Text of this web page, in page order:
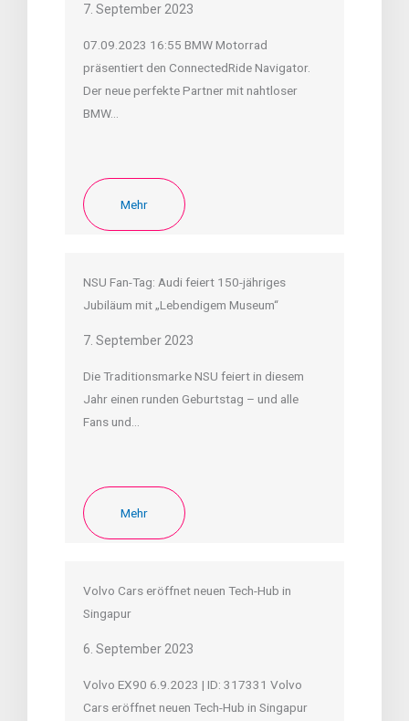
7. September 2023
07.09.2023 16:55 BMW Motorrad
präsentiert den ConnectedRide Navigator.
Der neue perfekte Partner mit nahtloser
BMW…
Mehr
NSU Fan-Tag: Audi feiert 150-jähriges
Jubiläum mit „Lebendigem Museum“
7. September 2023
Die Traditionsmarke NSU feiert in diesem
Jahr einen runden Geburtstag – und alle
Fans und…
Mehr
Volvo Cars eröffnet neuen Tech-Hub in
Singapur
6. September 2023
Volvo EX90 6.9.2023 | ID: 317331 Volvo
Cars eröffnet neuen Tech-Hub in Singapur